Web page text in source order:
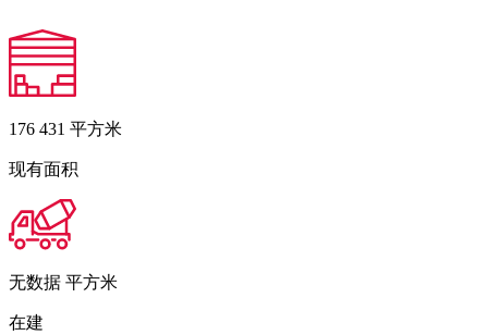
176 431 平方米
现有面积
无数据 平方米
在建